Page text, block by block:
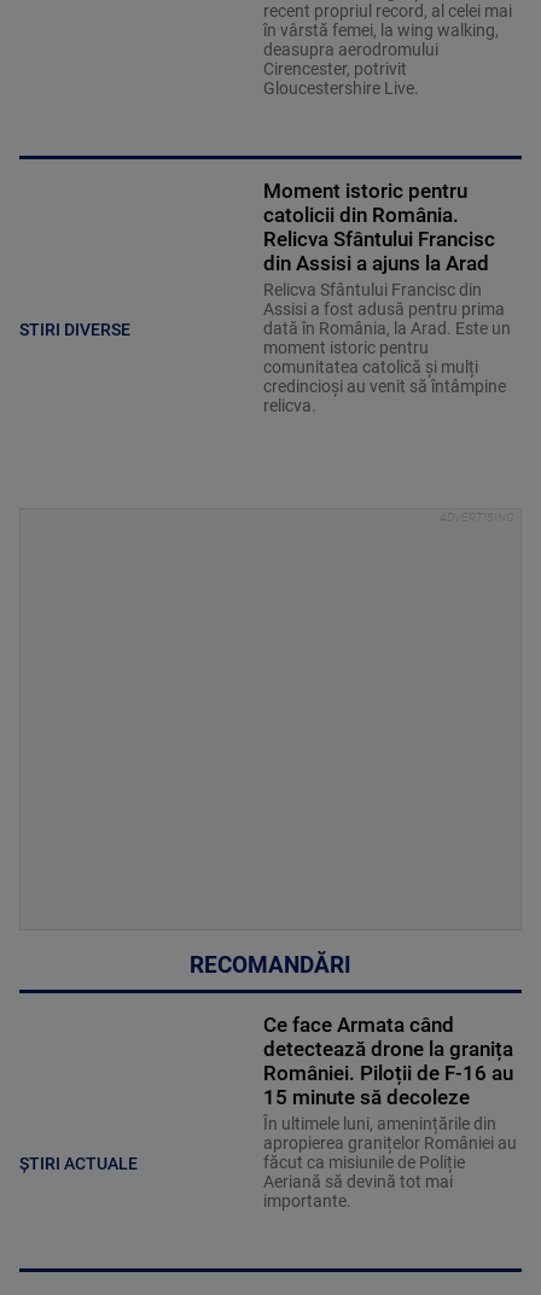
recent propriul record, al celei mai
în vârstă femei, la wing walking,
deasupra aerodromului
Cirencester, potrivit
Gloucestershire Live.
STIRI DIVERSE
Moment istoric pentru
catolicii din România.
Relicva Sfântului Francisc
din Assisi a ajuns la Arad
Relicva Sfântului Francisc din
Assisi a fost adusă pentru prima
dată în România, la Arad. Este un
moment istoric pentru
comunitatea catolică și mulți
credincioși au venit să întâmpine
relicva.
RECOMANDĂRI
ȘTIRI ACTUALE
Ce face Armata când
detectează drone la granița
României. Piloții de F-16 au
15 minute să decoleze
În ultimele luni, amenințările din
apropierea granițelor României au
făcut ca misiunile de Poliție
Aeriană să devină tot mai
importante.